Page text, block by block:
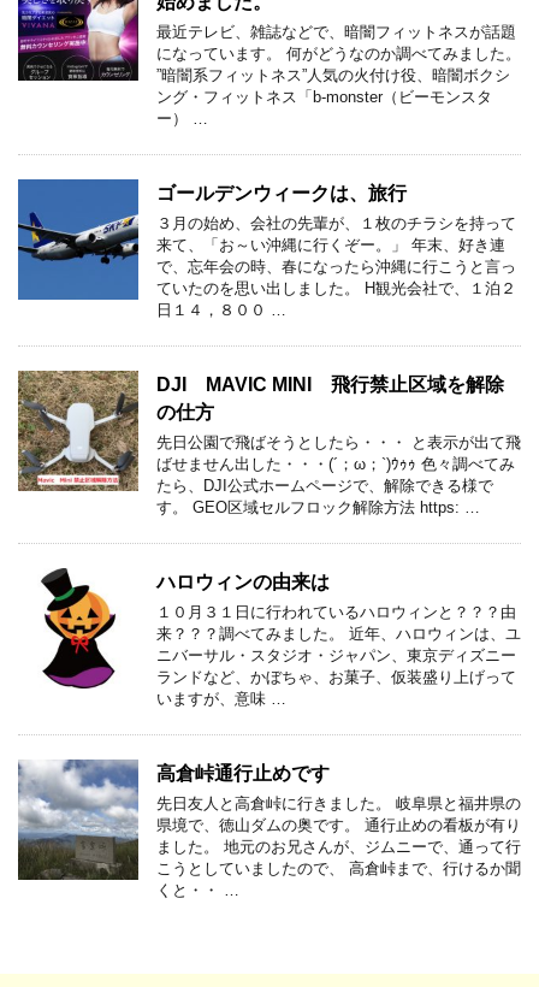
最近テレビ、雑誌などで、暗闇フィットネスが話題
になっています。 何がどうなのか調べてみました。
”暗闇系フィットネス”人気の火付け役、暗闇ボクシ
ング・フィットネス「b-monster（ビーモンスタ
ー） …
ゴールデンウィークは、旅行
３月の始め、会社の先輩が、１枚のチラシを持って
来て、「お～い沖縄に行くぞー。」 年末、好き連
で、忘年会の時、春になったら沖縄に行こうと言っ
ていたのを思い出しました。 H観光会社で、１泊２
日１４，８００ …
DJI MAVIC MINI 飛行禁止区域を解除
の仕方
先日公園で飛ばそうとしたら・・・ と表示が出て飛
ばせません出した・・・(´；ω；`)ｳｩｩ 色々調べてみ
たら、DJI公式ホームページで、解除できる様で
す。 GEO区域セルフロック解除方法 https: …
ハロウィンの由来は
１０月３１日に行われているハロウィンと？？？由
来？？？調べてみました。 近年、ハロウィンは、ユ
ニバーサル・スタジオ・ジャパン、東京ディズニー
ランドなど、かぼちゃ、お菓子、仮装盛り上げって
いますが、意味 …
高倉峠通行止めです
先日友人と高倉峠に行きました。 岐阜県と福井県の
県境で、徳山ダムの奥です。 通行止めの看板が有り
ました。 地元のお兄さんが、ジムニーで、通って行
こうとしていましたので、 高倉峠まで、行けるか聞
くと・・ …